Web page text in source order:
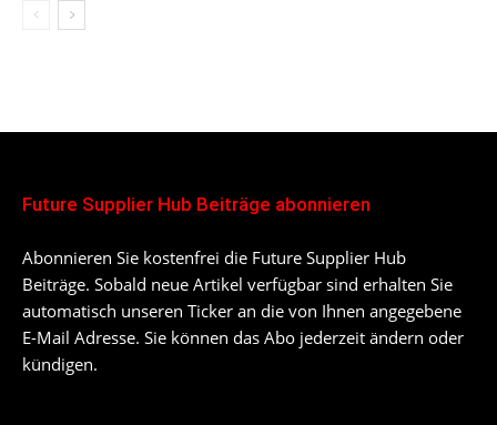
Future Supplier Hub Beiträge abonnieren
Abonnieren Sie kostenfrei die Future Supplier Hub
Beiträge. Sobald neue Artikel verfügbar sind erhalten Sie
automatisch unseren Ticker an die von Ihnen angegebene
E-Mail Adresse. Sie können das Abo jederzeit ändern oder
kündigen.